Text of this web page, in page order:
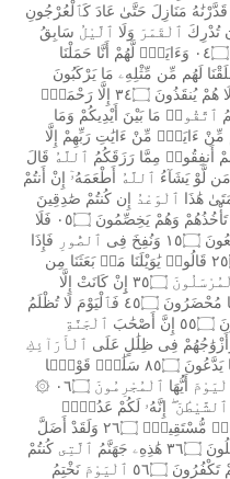
قَدَّرْنَٰهُ مَنَازِلَ حَتَّىٰ عَادَ كَٱلْعُرْجُونِ
تُدْرِكَ ٱلْقَمَرَ وَلَا ٱلَّيْلُ سَابِقُ
٠٤۝ وَءَايَةٌۭ لَّهُمْ أَنَّا حَمَلْنَا
لَهُم مِّن مِّثْلِهِۦ مَا يَرْكَبُونَ
هُمْ يُنقَذُونَ ٣٤۝ إِلَّا رَحْمَةًۭ
ٱتَّقُوا۟ مَا بَيْنَ أَيْدِيكُمْ وَمَا
مِّنْ ءَايَةٍۢ مِّنْ ءَايَٰتِ رَبِّهِمْ
إِلَّا
أَنفِقُوا۟ مِمَّا رَزَقَكُمُ ٱللَّهُ قَالَ
مَن لَّوْ يَشَآءُ ٱللَّهُ أَطْعَمَهُۥٓ إِنْ
أَنتُمْ
هَٰذَا ٱلْوَعْدُ إِن كُنتُمْ صَٰدِقِينَ
تَأْخُذُهُمْ وَهُمْ يَخِصِّمُونَ ٠٥۝ فَلَا
١٥۝ وَنُفِخَ فِى ٱلصُّورِ
فَإِذَا
قَالُوا۟ يَٰوَيْلَنَا مَنۢ بَعَثَنَا مِن
٣٥۝ إِِنْ كَانَتْ
إِلَّا
مُحْضَرُونَ ٤٥۝ فَٱلْيَوْمَ لَا تُظْلَمُ
٥٥۝ إِنَّ أَصْحَٰبَ ٱلْجَنَّةِ
فِى ظِلَٰلٍ عَلَى ٱلْأَرَآئِكِ
يَدَّعُونَ ٨٥۝ سَلَٰمٌۭ قَوْلًۭا
أَيُّهَا ٱلْمُجْرِمُونَ ٠٦۝ ۞
ٱلشَّيْطَٰنَ إِنَّهُۥ لَكُمْ عَدُوٌّۭ
مُّسْتَقِيمٌۭ ٢٦۝ وَلَقَدْ أَضَلَّ
٣٦۝ هَٰذِهِۦ جَهَنَّمُ ٱلَّتِى كُنتُمْ
تَكْفُرُونَ ٥٦۝ ٱلْيَوْمَ نَخْتِمُ